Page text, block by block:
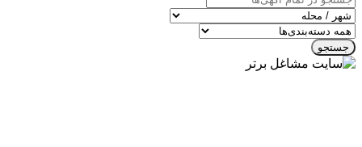
جستجو